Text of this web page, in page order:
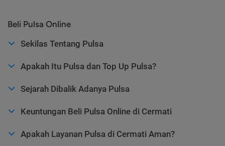
Beli Pulsa Online
Sekilas Tentang Pulsa
Apakah Itu Pulsa dan Top Up Pulsa?
Sejarah Dibalik Adanya Pulsa
Keuntungan Beli Pulsa Online di Cermati
Apakah Layanan Pulsa di Cermati Aman?